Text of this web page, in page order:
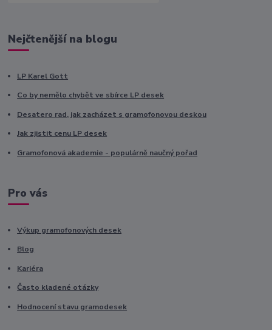
Nejčtenější na blogu
LP Karel Gott
Co by nemělo chybět ve sbírce LP desek
Desatero rad, jak zacházet s gramofonovou deskou
Jak zjistit cenu LP desek
Gramofonová akademie - populárně naučný pořad
Pro vás
Výkup gramofonových desek
Blog
Kariéra
Často kladené otázky
Hodnocení stavu gramodesek